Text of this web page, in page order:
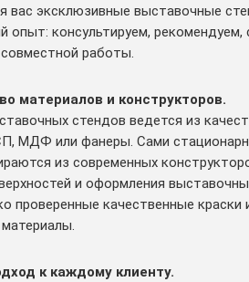
вас эксклюзивные выставочные
опыт: консультируем,
работы.
материалов и конструкторов.
стендов ведется из
МДФ или фанеры. Сами
из современных
и оформления
проверенные качественные краски
к каждому клиенту.